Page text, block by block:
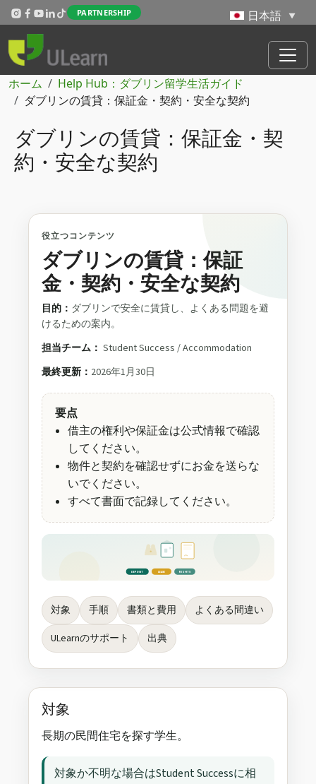
メインコンテンツに移動
PARTNERSHIP
パンくず
ホーム
Help Hub：ダブリン留学生活ガイド
ダブリンの賃貸：保証金・契約・安全な契約
ダブリンの賃貸：保証金・契
約・安全な契約
役立つコンテンツ
ダブリンの賃貸：保証
金・契約・安全な契約
目的： ダブリンで安全に賃貸し、よくある問題を避
けるための案内。
担当チーム： Student Success / Accommodation
最終更新： 2026年1月30日
要点
借主の権利や保証金は公式情報で確認
してください。
物件と契約を確認せずにお金を送らな
いでください。
すべて書面で記録してください。
DEPOSIT LEASE RIGHTS
対象 手順 書類と費用
よくある間違い
ULearnのサポート
出典
対象
長期の民間住宅を探す学生。
対象か不明な場合はStudent Successに相